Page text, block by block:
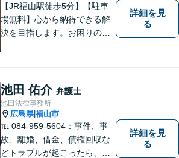
【JR福山駅徒歩5分】【駐車
場無料】心から納得できる解
決を目指します。お困りの方
詳細を見
る
池田 佑介 弁護士
池田法律事務所
広島県|福山市
℡ 084-959-5604：事件、事
故、離婚、借金、債権回収な
どトラブルが起こったら、で
詳細を見
る